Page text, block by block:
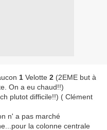
1 Velotte 2 (2EME but à
On a eu chaud!!)
plutot difficile!!) ( Clément
n' a pas marché
la colonne centrale